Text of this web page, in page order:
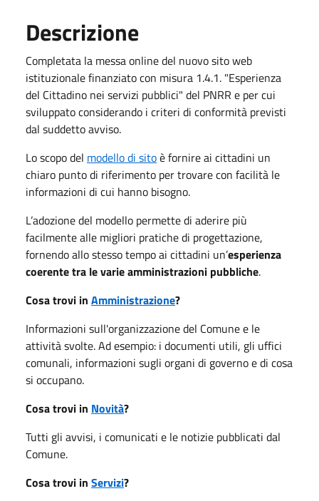
Descrizione
Completata la messa online del nuovo sito web
istituzionale finanziato con misura 1.4.1. "Esperienza
del Cittadino nei servizi pubblici" del PNRR e per cui
sviluppato considerando i criteri di conformità previsti
dal suddetto avviso.
Lo scopo del modello di sitoè fornire ai cittadini un
chiaro punto di riferimento per trovare con facilità le
informazioni di cui hanno bisogno.
L’adozione del modello permette di aderire più
facilmente alle migliori pratiche di progettazione,
fornendo allo stesso tempo ai cittadini un’esperienza
coerente tra le varie amministrazioni pubbliche.
Cosa trovi in Amministrazione?
Informazioni sull'organizzazione del Comune e le
attività svolte. Ad esempio: i documenti utili, gli uffici
comunali, informazioni sugli organi di governo e di cosa
si occupano.
Cosa trovi in Novità?
Tutti gli avvisi, i comunicati e le notizie pubblicati dal
Comune.
Cosa trovi in Servizi?